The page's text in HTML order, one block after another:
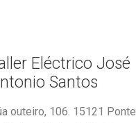
Eléctrico José
Santos
outeiro, 106. 15121 Ponte